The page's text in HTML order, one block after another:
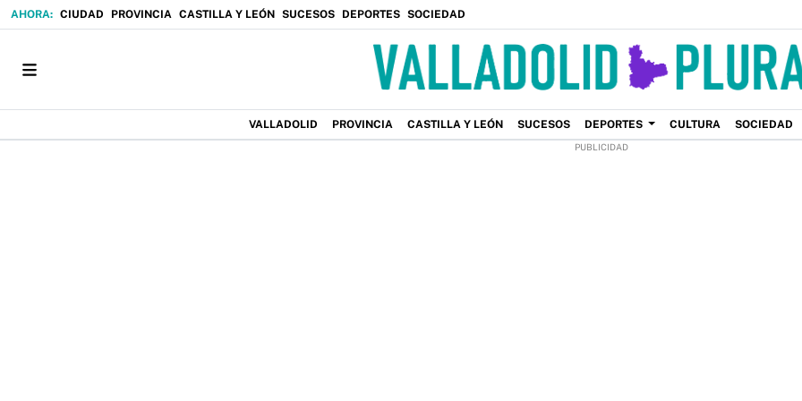
CIUDAD PROVINCIA CASTILLA Y LEÓN SUCESOS DEPORTES SOCIEDAD
VALLADOLID PROVINCIA CASTILLA Y LEÓN SUCESOS DEPORTES CULTURA SOCIEDAD